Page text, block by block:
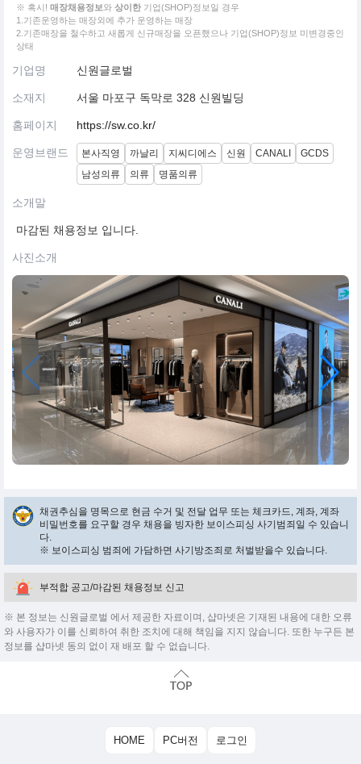
※ 혹시! 매장채용정보와 상이한 기업(SHOP)정보일 경우
1.기존운영하는 매장외에 추가 운영하는 매장
2.기존매장을 철수하고 새롭게 신규매장을 오픈했으나 기업(SHOP)정보 미변경중인
상태
기업명 신원글로벌
소재지 서울 마포구 독막로 328 신원빌딩
홈페이지 https://sw.co.kr/
운영브랜드 본사직영 까날리 지씨디에스 신원 CANALI
GCDS
남성의류
의류 명품의류
소개말
마감된 채용정보 입니다.
사진소개
채권추심을 명목으로 현금 수거 및 전달 업무 또는 체크카드, 계좌, 계좌
비밀번호를 요구할 경우 채용을 빙자한 보이스피싱 사기범죄일 수 있습니
다.
※ 보이스피싱 범죄에 가담하면 사기방조죄로 처벌받을수 있습니다.
부적합 공고/마감된 채용정보 신고
※ 본 정보는 신원글로벌 에서 제공한 자료이며, 샵마넷은 기재된 내용에 대한 오류
와 사용자가 이를 신뢰하여 취한 조치에 대해 책임을 지지 않습니다. 또한 누구든 본
정보를 샵마넷 동의 없이 재 배포 할 수 없습니다.
HOME PC버전 로그인